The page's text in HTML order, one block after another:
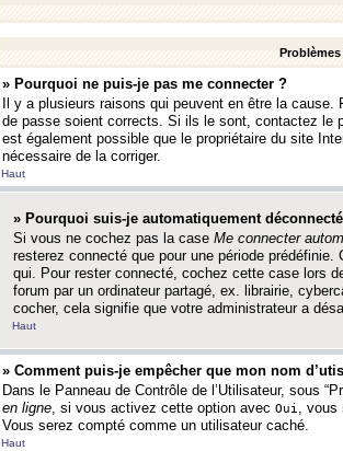
» Pourquoi ne puis-je pas me connecter ?
Il y a plusieurs raisons qui peuvent en être la
de passe soient corrects. Si ils le sont, contactez le
est également possible que le propriétaire du site
nécessaire de la corriger.
Haut
» Pourquoi suis-je automatiquement
Si vous ne cochez pas la case Me connecter
resterez connecté que pour une période prédéfinie.
qui. Pour rester connecté, cochez cette case lors
forum par un ordinateur partagé, ex. librairie,
cocher, cela signifie que votre administrateur a
Haut
» Comment puis-je empêcher que mon nom
Dans le Panneau de Contrôle de l’Utilisateur, sous
en ligne, si vous activez cette option avec Oui , vous
Vous serez compté comme un utilisateur caché.
Haut